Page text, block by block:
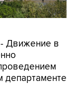
- Движение в
департаменте